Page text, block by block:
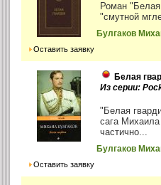
Роман
"смутной
Булгаков
Оставить заявку
Белая
Из серии:
"Белая
сага Михаила
частично...
Булгаков
Оставить заявку